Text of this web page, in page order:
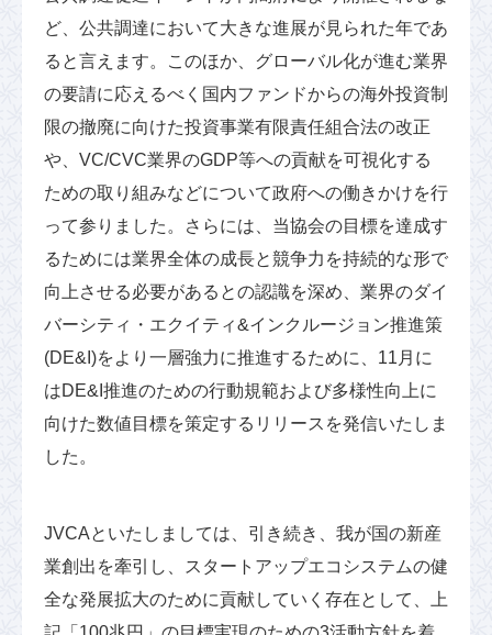
ど、公共調達において大きな進展が見られた年であ
ると言えます。このほか、グローバル化が進む業界
の要請に応えるべく国内ファンドからの海外投資制
限の撤廃に向けた投資事業有限責任組合法の改正
や、VC/CVC業界のGDP等への貢献を可視化する
ための取り組みなどについて政府への働きかけを行
って参りました。さらには、当協会の目標を達成す
るためには業界全体の成長と競争力を持続的な形で
向上させる必要があるとの認識を深め、業界のダイ
バーシティ・エクイティ&インクルージョン推進策
(DE&I)をより一層強力に推進するために、11月に
はDE&I推進のための行動規範および多様性向上に
向けた数値目標を策定するリリースを発信いたしま
した。
JVCAといたしましては、引き続き、我が国の新産
業創出を牽引し、スタートアップエコシステムの健
全な発展拡大のために貢献していく存在として、上